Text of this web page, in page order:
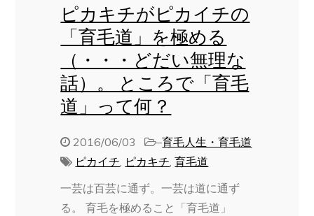
ピカキチがピカイチの
「育毛道」を極める
（・・・どだい無理な
話）。 ところで「育毛
道」って何？
2016/06/03 –育毛人生・育毛道
ピカイチ, ピカキチ,育毛道
一芸は百芸に通ず。一芸は道に通ず
る。 育毛を極めること「育毛道」